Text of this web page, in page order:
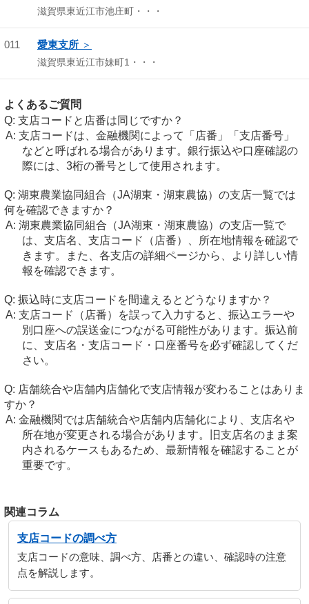
滋賀県東近江市池庄町・・・
011 愛東支所
滋賀県東近江市妹町1・・・
よくあるご質問
支店コードと店番は同じですか？
支店コードは、金融機関によって「店番」「支店番号」
などと呼ばれる場合があります。銀行振込や口座確認の
際には、3桁の番号として使用されます。
湖東農業協同組合（JA湖東・湖東農協）の支店一覧では
何を確認できますか？
湖東農業協同組合（JA湖東・湖東農協）の支店一覧で
は、支店名、支店コード（店番）、所在地情報を確認で
きます。また、各支店の詳細ページから、より詳しい情
報を確認できます。
振込時に支店コードを間違えるとどうなりますか？
支店コード（店番）を誤って入力すると、振込エラーや
別口座への誤送金につながる可能性があります。振込前
に、支店名・支店コード・口座番号を必ず確認してくだ
さい。
店舗統合や店舗内店舗化で支店情報が変わることはありま
すか？
金融機関では店舗統合や店舗内店舗化により、支店名や
所在地が変更される場合があります。旧支店名のまま案
内されるケースもあるため、最新情報を確認することが
重要です。
関連コラム
支店コードの調べ方
支店コードの意味、調べ方、店番との違い、確認時の注意
点を解説します。